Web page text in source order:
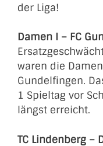
der Liga!
Damen I – FC
waren die
Gundelfingen.
1 Spieltag vor
längst erreicht.
TC Lindenberg –